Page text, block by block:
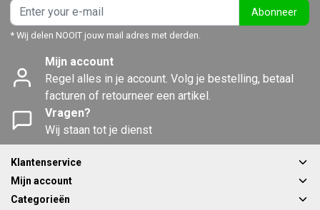
Abonneer
* Wij delen NOOIT jouw mail adres met derden.
Mijn account
Regel alles in je account. Volg je bestelling, betaal
facturen of retourneer een artikel.
Vragen?
Wij staan tot je dienst
Klantenservice
Mijn account
Categorieën